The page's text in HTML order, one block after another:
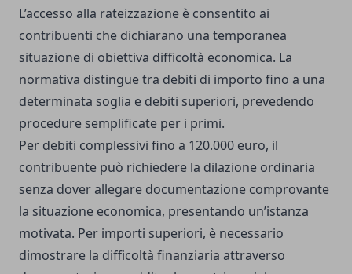
L’accesso alla rateizzazione è consentito ai
contribuenti che dichiarano una temporanea
situazione di obiettiva difficoltà economica. La
normativa distingue tra debiti di importo fino a una
determinata soglia e debiti superiori, prevedendo
procedure semplificate per i primi.
Per debiti complessivi fino a 120.000 euro, il
contribuente può richiedere la dilazione ordinaria
senza dover allegare documentazione comprovante
la situazione economica, presentando un’istanza
motivata. Per importi superiori, è necessario
dimostrare la difficoltà finanziaria attraverso